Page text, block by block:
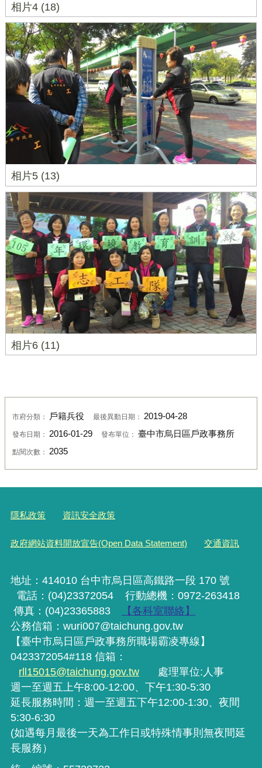
相片4 (18)
相片5 (13)
相片6 (11)
市府分類： 戶籍兵役 最後異動日期： 2019-04-28
發布日期： 2016-01-29 發布單位： 臺中市烏日區戶政事務所
點閱次數： 2035
隱私政策 資訊安全政策
政府網站資料開放宣告(Open Data Statement) 交通資訊
地址：414010 台中市烏日區高鐵路一段 170 號
電話：(04)23372054 行動總機 ：0972-263418
傳真：(04)23365883
【各科室聯絡】
公務信箱：wuri007@taichung.gov.tw
【臺中市烏日區戶政事務所職場霸凌專線】
0423372054#118 信箱：
rll15015@taichung.gov.tw
處理單位:人事
週一至週五上午8:00-12:00、下午1:30-5:30
延長服務時間：週一至週五下午12:00-1:30、夜間
5:30-6:30
(如遇每月最後一天為工作日或特殊情事則無夜間延
長服務）